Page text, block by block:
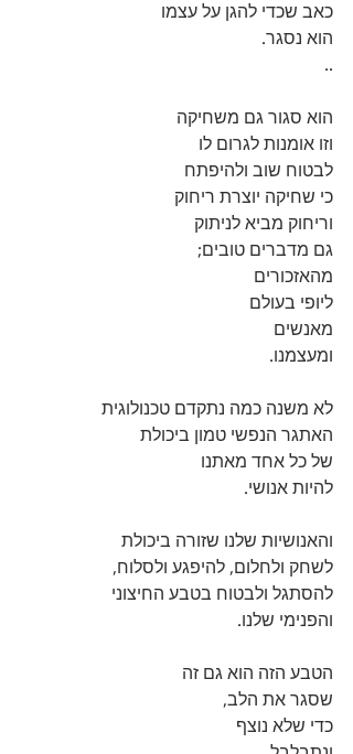
כאב שכדי להגן על עצמו
הוא נסגר.
..
הוא סגור גם משחיקה
וזו אומנות לגרום לו
לבטוח שוב ולהיפתח
כי שחיקה יוצרת ריחוק
וריחוק מביא לניתוק
גם מדברים טובים;
מהאזכורים
ליופי בעולם
מאנשים
ומעצמנו.
לא משנה כמה נתקדם טכנולוגית
האתגר הנפשי טמון ביכולת
של כל אחד מאתנו
להיות אנושי.
והאנושיות שלנו שזורה ביכולת
לשחק ולחלום, להיפגע ולסלוח,
להסתגל ולבטוח בטבע החיצוני
והפנימי שלנו.
הטבע הזה הוא גם זה
שסגר את הלב,
כדי שלא נוצף